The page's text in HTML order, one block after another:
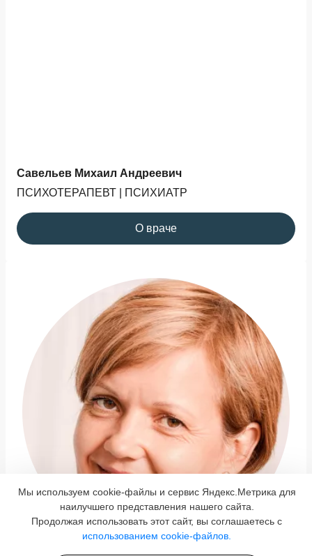
Савельев Михаил Андреевич
ПСИХОТЕРАПЕВТ | ПСИХИАТР
О враче
Мы используем cookie-файлы и сервис Яндекс.Метрика для
наилучшего представления нашего сайта.
Продолжая использовать этот сайт, вы соглашаетесь с
использованием cookie-файлов.